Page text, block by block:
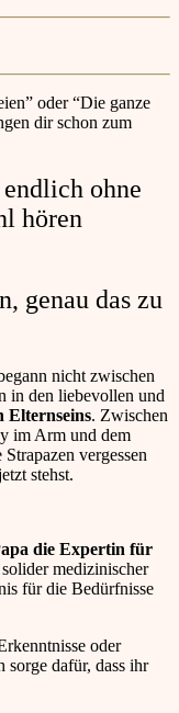
oder “Die ganze
dir schon zum
ohne
hören
genau das zu
nicht zwischen
in den liebevollen und
Elternseins. Zwischen
im Arm und dem
vergessen
stehst.
die Expertin für
medizinischer
für die Bedürfnisse
oder
sorge dafür, dass ihr